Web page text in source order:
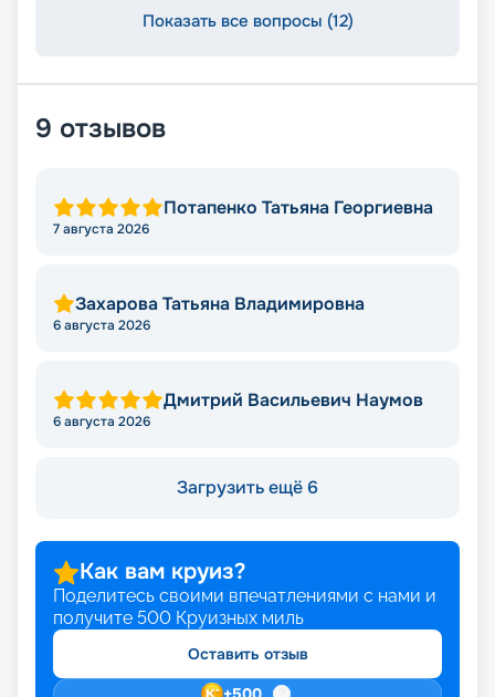
Показать все вопросы (12)
9 отзывов
Потапенко Татьяна Георгиевна
7 августа 2026
Захарова Татьяна Владимировна
6 августа 2026
Дмитрий Васильевич Наумов
6 августа 2026
Загрузить ещё 6
Как вам круиз?
Поделитесь своими впечатлениями с нами и
получите 500 Круизных миль
Оставить отзыв